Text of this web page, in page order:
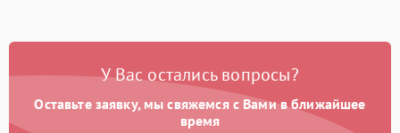
У Вас остались вопросы?
Оставьте заявку, мы свяжемся с Вами в ближайшее
время